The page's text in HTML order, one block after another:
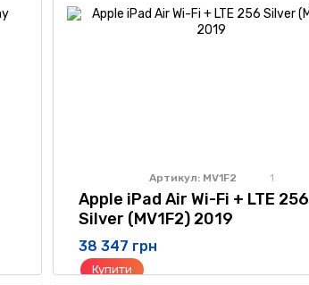
Артикул: MV1F2 1
Apple iPad Air Wi-Fi + LTE 256
Silver (MV1F2) 2019
38 347 грн
Купити